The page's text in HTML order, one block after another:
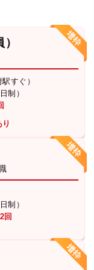
すぐ）
制）
制）
回